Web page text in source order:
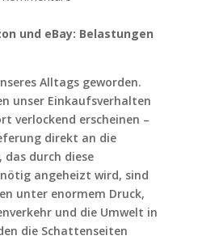
und eBay: Belastungen
Alltags geworden.
unser Einkaufsverhalten
verlockend erscheinen –
direkt an die
das durch diese
angeheizt wird, sind
unter enormem Druck,
und die Umwelt in
die Schattenseiten